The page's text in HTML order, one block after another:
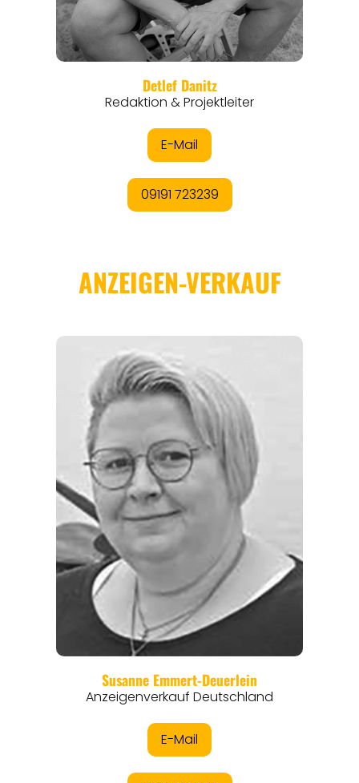
REGIONEN
EVENTS
REISEMAGAZINE
THEMEN
ANGEBOTE